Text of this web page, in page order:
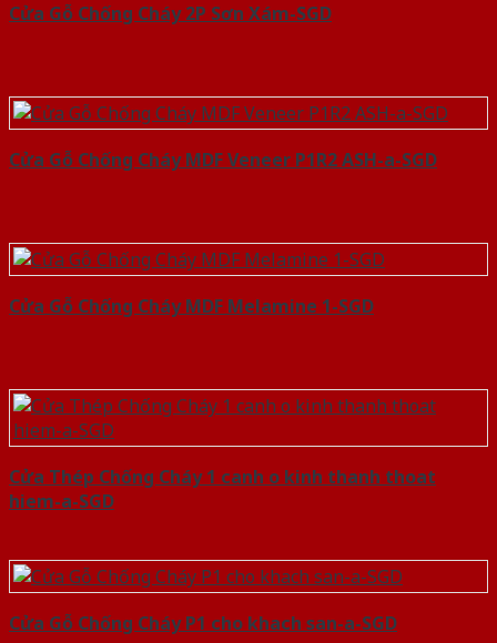
Cửa Gỗ Chống Cháy 2P Sơn Xám-SGD
Cửa Gỗ Chống Cháy MDF Veneer P1R2 ASH-a-SGD
Cửa Gỗ Chống Cháy MDF Melamine 1-SGD
Cửa Thép Chống Cháy 1 canh o kinh thanh thoat
hiem-a-SGD
Cửa Gỗ Chống Cháy P1 cho khach san-a-SGD